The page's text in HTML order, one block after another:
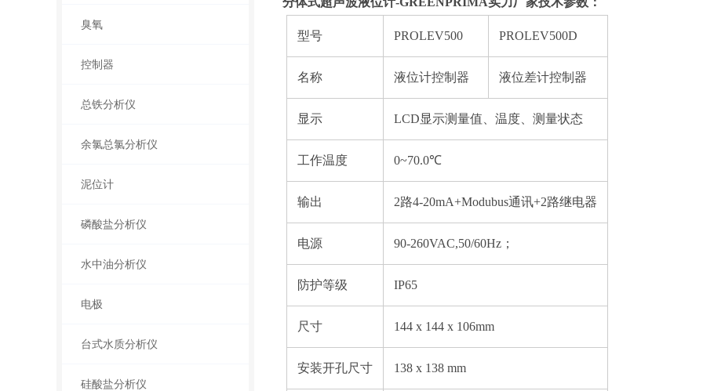
臭氧
控制器
总铁分析仪
余氯总氯分析仪
泥位计
磷酸盐分析仪
水中油分析仪
电极
台式水质分析仪
硅酸盐分析仪
型号 PROLEV500 PROLEV500D
名称 液位计控制器 液位差计控制器
显示 LCD显示测量值、温度、测量状态
工作温度 0~70.0℃
输出 2路4-20mA+Modubus通讯+2路继电器
电源 90-260VAC,50/60Hz；
防护等级 IP65
尺寸 144 x 144 x 106mm
安装开孔尺寸 138 x 138 mm